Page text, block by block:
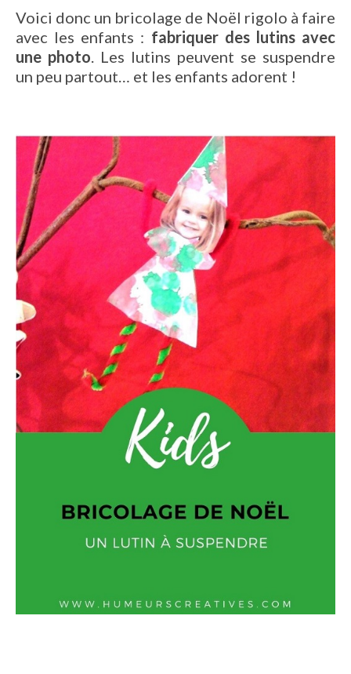
Voici donc un bricolage de Noël rigolo à faire
avec les enfants : fabriquer des lutins avec
une photo. Les lutins peuvent se suspendre
un peu partout… et les enfants adorent !